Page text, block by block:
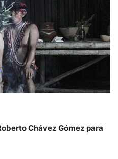
Chávez Gómez para